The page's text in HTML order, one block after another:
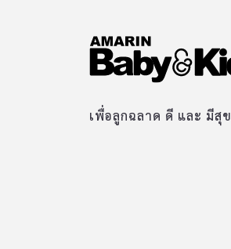
เพื่อลูกฉลาด ดี และ มีสุข